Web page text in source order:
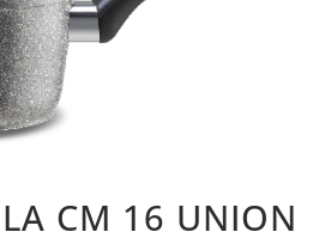
CM 16 UNION